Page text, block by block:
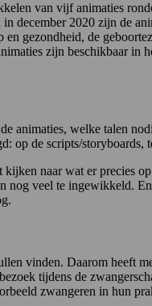
van vijf animaties
december 2020 zijn de
gezondheid, de
zijn beschikbaar in
animaties, welke talen
de scripts/storyboards,
naar wat er precies
veel te ingewikkeld.
vinden. Daarom heeft
tijdens de
zwangeren in hun